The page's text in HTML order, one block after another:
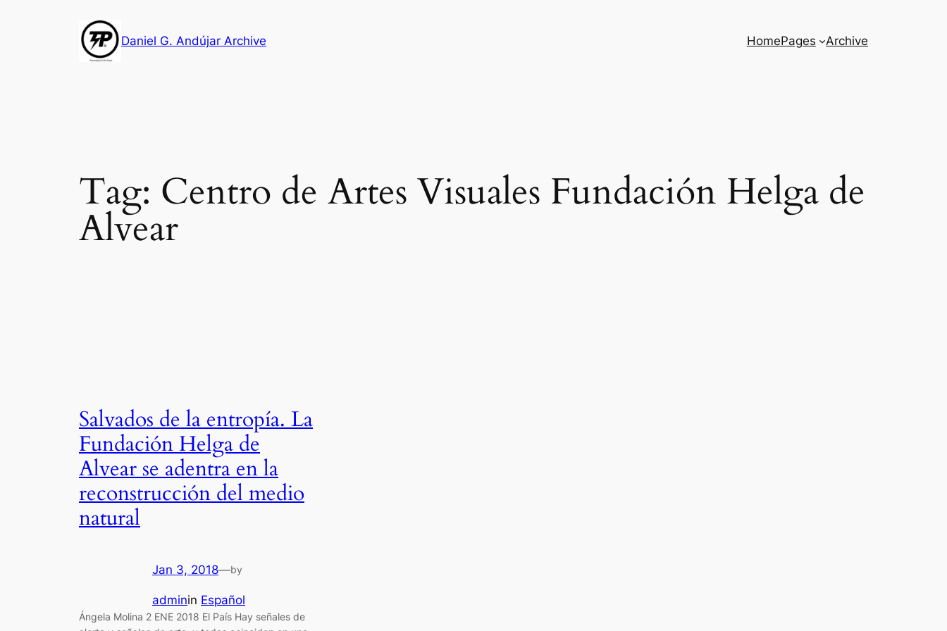
Daniel G. Andújar Archive HomePages Archive
Tag: Centro de Artes Visuales Fundación Helga de
Alvear
Salvados de la entropía. La
Fundación Helga de
Alvear se adentra en la
reconstrucción del medio
natural
Jan 3, 2018—by
adminin Español
Ángela Molina 2 ENE 2018 El País Hay señales de